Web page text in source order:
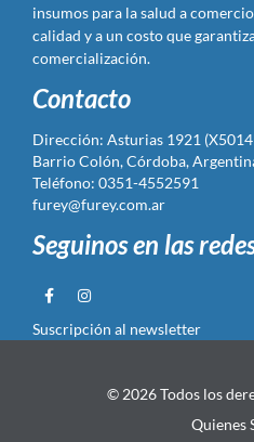
insumos para la salud a
calidad y a un costo que
comercialización.
Contacto
Dirección: Asturias 1921
Barrio Colón, Córdoba,
Teléfono: 0351-4552591
furey@furey.com.ar
Seguinos en las
Suscripción al newsletter
© 2026 Todos los
Quienes